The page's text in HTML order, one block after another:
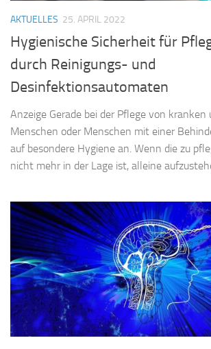
AKTUELLES 25. APRIL 2022
Hygienische Sicherheit für
durch Reinigungs- und
Desinfektionsautomaten
Anzeige Gerade bei der Pflege von kranken
Menschen oder Menschen mit einer
auf besondere Hygiene an. Wenn die zu
nicht mehr in der Lage ist, alleine